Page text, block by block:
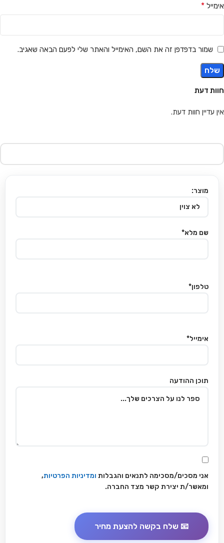
חוות דעת
אין עדיין חוות דעת.
אימייל *
שמור בדפדפן זה את השם, האימייל והאתר שלי לפעם הבאה שאגיב.
מוצר:
שם מלא*
טלפון*
אימייל*
תוכן ההודעה
אני מסכים/מסכימה לתנאים והגבלות ומדיניות הפרטיות,
ומאשר/ת יצירת קשר מצד החברה.